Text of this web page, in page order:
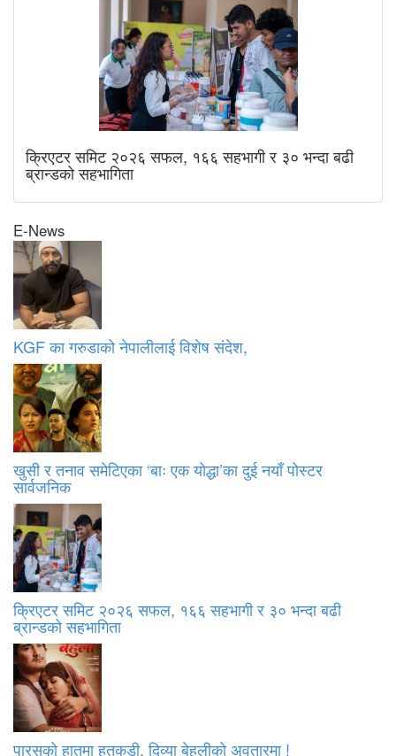
क्रिएटर समिट २०२६ सफल, १६६ सहभागी र ३० भन्दा बढी
ब्रान्डको सहभागिता
E-News
KGF का गरुडाको नेपालीलाई विशेष संदेश,
खुसी र तनाव समेटिएका ‘बाः एक योद्धा’का दुई नयाँ पोस्टर
सार्वजनिक
क्रिएटर समिट २०२६ सफल, १६६ सहभागी र ३० भन्दा बढी
ब्रान्डको सहभागिता
पारसको हातमा हतकडी, दिव्या बेहुलीको अवतारमा !